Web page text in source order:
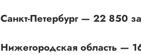
Санкт-Петербург — 22 850
Нижегородская область —